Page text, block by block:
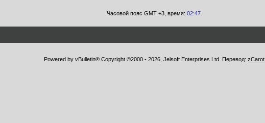
Часовой пояс GMT +3, время: 02:47.
Powered by vBulletin® Copyright ©2000 - 2026, Jelsoft Enterprises Ltd. Перевод: zCarot